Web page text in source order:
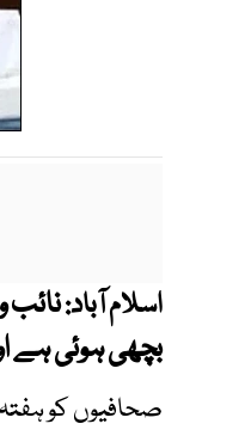
اسلام آباد:نائب
بچھی ہوئی ہے
صحافیوں کو ہفتہ